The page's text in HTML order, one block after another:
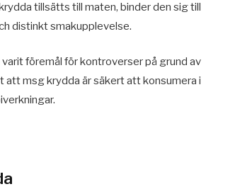
tillsätts till maten, binder den sig till
distinkt smakupplevelse.
föremål för kontroverser på grund av
msg krydda är säkert att konsumera i